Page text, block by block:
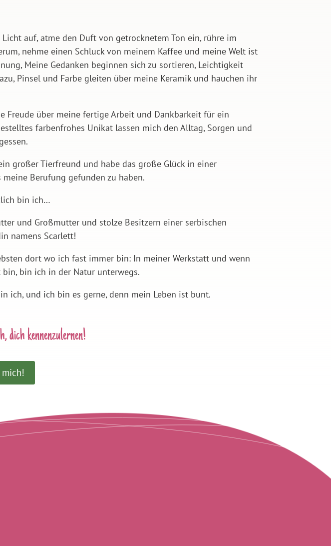
Licht auf, atme den Duft von getrocknetem Ton ein, rühre im
nehme einen Schluck von meinem Kaffee und meine Welt ist
Meine Gedanken beginnen sich zu sortieren, Leichtigkeit
Pinsel und Farbe gleiten über meine Keramik und hauchen ihr
Freude über meine fertige Arbeit und Dankbarkeit für ein
farbenfrohes Unikat lassen mich den Alltag, Sorgen und
großer Tierfreund und habe das große Glück in einer
meine Berufung gefunden zu haben.
bin ich…
und Großmutter und stolze Besitzern einer serbischen
namens Scarlett!
dort wo ich fast immer bin: In meiner Werkstatt und wenn
bin ich in der Natur unterwegs.
ich, und ich bin es gerne, denn mein Leben ist bunt.
dich kennenzulernen!